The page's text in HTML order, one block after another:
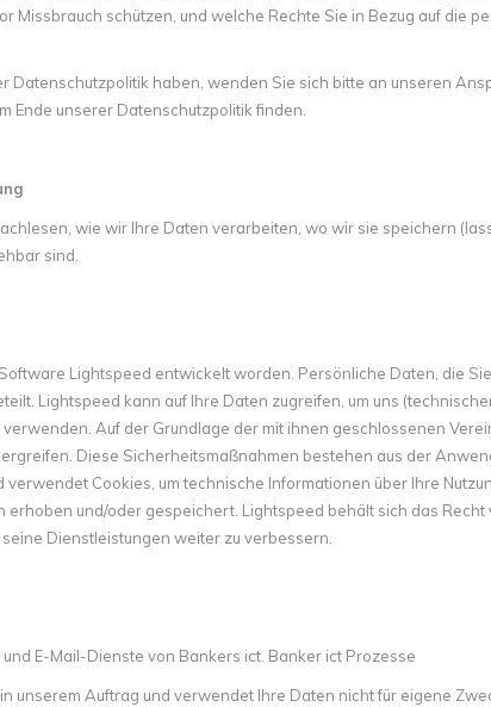
Missbrauch schützen, und welche Rechte Sie in Bezug auf die
Datenschutzpolitik haben, wenden Sie sich bitte an unseren
Ende unserer Datenschutzpolitik finden.
wie wir Ihre Daten verarbeiten, wo wir sie speichern
sind.
Lightspeed entwickelt worden. Persönliche Daten, die
Lightspeed kann auf Ihre Daten zugreifen, um uns
Auf der Grundlage der mit ihnen geschlossenen
Diese Sicherheitsmaßnahmen bestehen aus der
Cookies, um technische Informationen über Ihre
und/oder gespeichert. Lightspeed behält sich das
Dienstleistungen weiter zu verbessern.
E-Mail-Dienste von Bankers ict. Banker ict Prozesse
unserem Auftrag und verwendet Ihre Daten nicht für eigene